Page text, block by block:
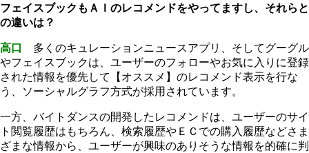
フェイスブックもＡＩのレコメンドをやってますし、それらと
の違いは？
高口
多くのキュレーションニュースアプリ、そしてグーグル
やフェイスブックは、ユーザーのフォローやお気に入りに登録
された情報を優先して【オススメ】のレコメンド表示を行な
う、ソーシャルグラフ方式が採用されています。
一方、バイトダンスの開発したレコメンドは、ユーザーのサイ
ト閲覧履歴はもちろん、検索履歴やＥＣでの購入履歴などさま
ざまな情報から、ユーザーが興味のありそうな情報を的確に判